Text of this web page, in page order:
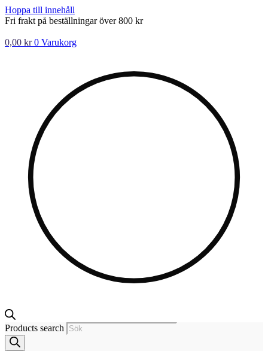
Hoppa till innehåll
Fri frakt på beställningar över 800 kr
0,00 kr 0 Varukorg
Products search